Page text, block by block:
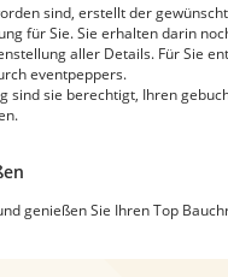
sind, erstellt der
für Sie. Sie erhalten darin
aller Details. Für Sie
eventpeppers.
sind sie berechtigt, Ihren
genießen Sie Ihren Top